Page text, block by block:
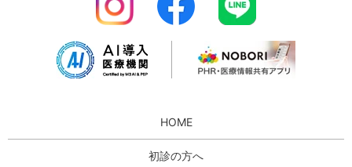
HOME
初診の方へ